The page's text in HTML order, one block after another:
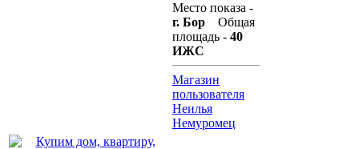
Место показа -
г. Бор Общая
площадь - 40
ИЖС
Магазин
пользователя
Неилья
Немуромец